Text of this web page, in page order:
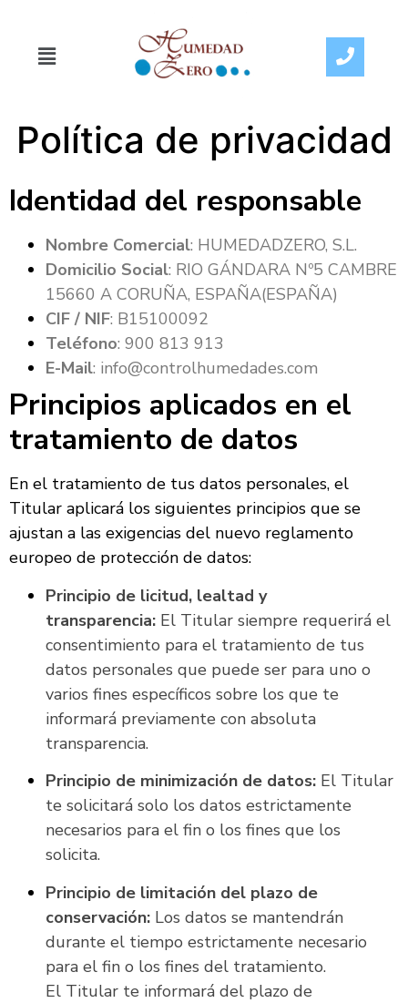
Política de privacidad
Identidad del responsable
Nombre Comercial: HUMEDADZERO, S.L.
Domicilio Social: RIO GÁNDARA Nº5 CAMBRE
15660 A CORUÑA, ESPAÑA(ESPAÑA)
CIF / NIF: B15100092
Teléfono: 900 813 913
E-Mail: info@controlhumedades.com
Principios aplicados en el
tratamiento de datos
En el tratamiento de tus datos personales, el
Titular aplicará los siguientes principios que se
ajustan a las exigencias del nuevo reglamento
europeo de protección de datos:
Principio de licitud, lealtad y
transparencia: El Titular siempre requerirá el
consentimiento para el tratamiento de tus
datos personales que puede ser para uno o
varios fines específicos sobre los que te
informará previamente con absoluta
transparencia.
Principio de minimización de datos: El Titular
te solicitará solo los datos estrictamente
necesarios para el fin o los fines que los
solicita.
Principio de limitación del plazo de
conservación: Los datos se mantendrán
durante el tiempo estrictamente necesario
para el fin o los fines del tratamiento.
El Titular te informará del plazo de